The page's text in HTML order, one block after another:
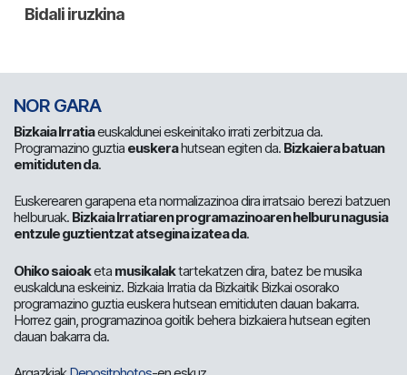
NOR GARA
Bizkaia Irratiaeuskaldunei eskeinitako irrati zerbitzua da.
Programazino guztia euskerahutsean egiten da. Bizkaiera batuan
emitiduten da.
Euskerearen garapena eta normalizazinoa dira irratsaio berezi batzuen
helburuak. Bizkaia Irratiaren programazinoaren helburu nagusia
entzule guztientzat atsegina izatea da.
Ohiko saioaketa musikalaktartekatzen dira, batez be musika
euskalduna eskeiniz. Bizkaia Irratia da Bizkaitik Bizkai osorako
programazino guztia euskera hutsean emitiduten dauan bakarra.
Horrez gain, programazinoa goitik behera bizkaiera hutsean egiten
dauan bakarra da.